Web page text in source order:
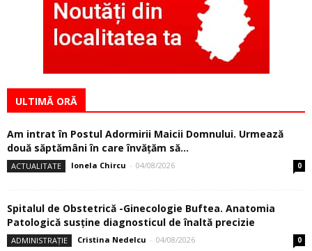
ULTIMĂ ORĂ
Am intrat în Postul Adormirii Maicii Domnului. Urmează
două săptămâni în care învăţăm să...
ACTUALITATE Ionela Chircu - 04/08/2026 0
Spitalul de Obstetrică -Ginecologie Buftea. Anatomia
Patologică susţine diagnosticul de înaltă precizie
ADMINISTRAȚIE Cristina Nedelcu - 04/08/2026 0